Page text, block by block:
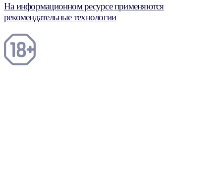
На информационном ресурсе применяются
рекомендательные технологии